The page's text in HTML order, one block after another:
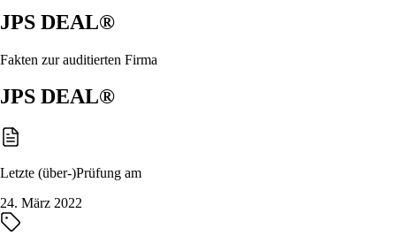
JPS DEAL®
Fakten zur auditierten Firma
JPS DEAL®
Letzte (über-)Prüfung am
24. März 2022